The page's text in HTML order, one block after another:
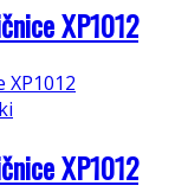
XP1012
XP1012